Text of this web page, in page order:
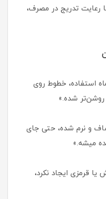
تدریج در مصرف،
استفاده، خطوط روی
شده.»
و نرم شده، حتی جای
میشه.»
قرمزی ایجاد نکرد،